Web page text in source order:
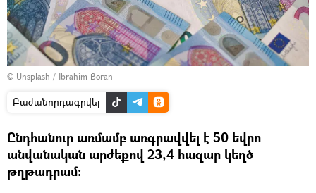
© Unsplash / Ibrahim Boran
Բաժանորդագրվել
Ընդհանուր առմամբ առգրավվել է 50 եվրո
անվանական արժեքով 23,4 հազար կեղծ
թղթադրամ։